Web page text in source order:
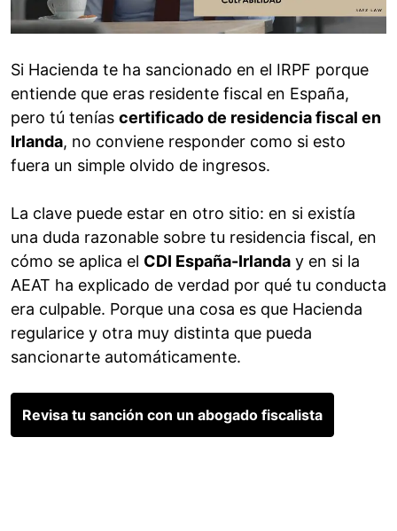
Si Hacienda te ha sancionado en el IRPF porque
entiende que eras residente fiscal en España,
pero tú tenías certificado de residencia fiscal en
Irlanda, no conviene responder como si esto
fuera un simple olvido de ingresos.
La clave puede estar en otro sitio: en si existía
una duda razonable sobre tu residencia fiscal, en
cómo se aplica el CDI España-Irlanda y en si la
AEAT ha explicado de verdad por qué tu conducta
era culpable. Porque una cosa es que Hacienda
regularice y otra muy distinta que pueda
sancionarte automáticamente.
Revisa tu sanción con un abogado fiscalista